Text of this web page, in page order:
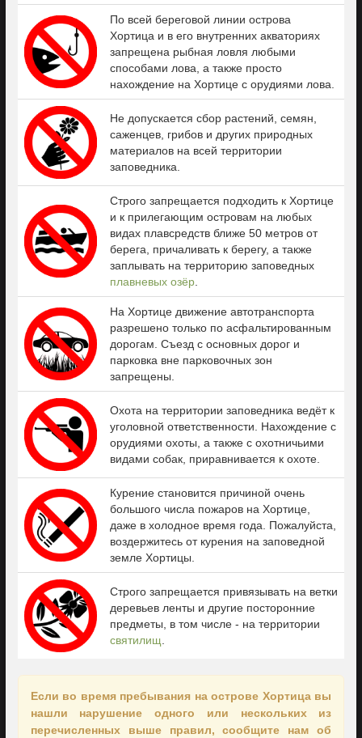
По всей береговой линии острова
Хортица и в его внутренних акваториях
запрещена рыбная ловля любыми
способами лова, а также просто
нахождение на Хортице с орудиями лова.
Не допускается сбор растений, семян,
саженцев, грибов и других природных
материалов на всей территории
заповедника.
Строго запрещается подходить к Хортице
и к прилегающим островам на любых
видах плавсредств ближе 50 метров от
берега, причаливать к берегу, а также
заплывать на территорию заповедных
плавневых озёр.
На Хортице движение автотранспорта
разрешено только по асфальтированным
дорогам. Съезд с основных дорог и
парковка вне парковочных зон
запрещены.
Охота на территории заповедника ведёт к
уголовной ответственности. Нахождение с
орудиями охоты, а также с охотничьими
видами собак, приравнивается к охоте.
Курение становится причиной очень
большого числа пожаров на Хортице,
даже в холодное время года. Пожалуйста,
воздержитесь от курения на заповедной
земле Хортицы.
Строго запрещается привязывать на ветки
деревьев ленты и другие посторонние
предметы, в том числе - на территории
святилищ
Если во время пребывания на острове Хортица вы
нашли нарушение одного или нескольких из
перечисленных выше правил, сообщите нам об